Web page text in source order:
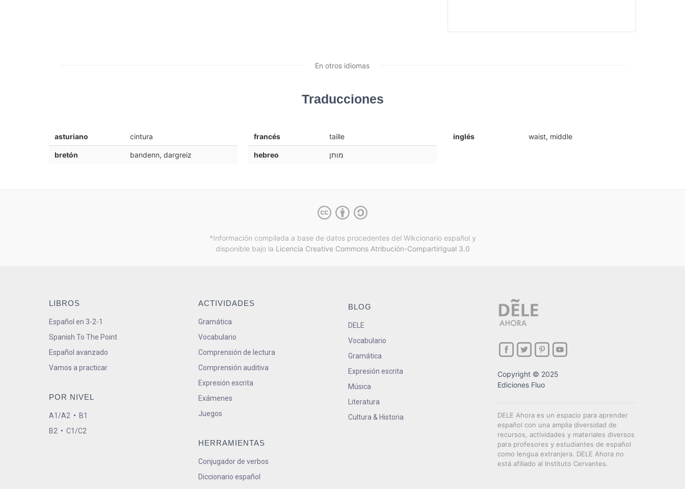
En otros idiomas
Traducciones
asturiano cintura
bretón bandenn, dargreiz
francés taille
hebreo מותן
inglés waist, middle
*Información compilada a base de datos procedentes del Wikcionario español y
disponible bajo la Licencia Creative Commons Atribución-CompartirIgual 3.0
LIBROS
Español en 3-2-1
Spanish To The Point
Español avanzado
Vamos a practicar
POR NIVEL
A1/A2 • B1
B2 • C1/C2
ACTIVIDADES
Gramática
Vocabulario
Comprensión de lectura
Comprensión auditiva
Expresión escrita
Exámenes
Juegos
HERRAMIENTAS
Conjugador de verbos
Diccionario español
BLOG
DELE
Vocabulario
Gramática
Expresión escrita
Música
Literatura
Cultura & Historia
Copyright © 2025
Ediciones Fluo
DELE Ahora es un espacio para aprender
español con una amplia diversidad de
recursos, actividades y materiales diversos
para profesores y estudiantes de español
como lengua extranjera. DELE Ahora no
está afiliado al Instituto Cervantes.